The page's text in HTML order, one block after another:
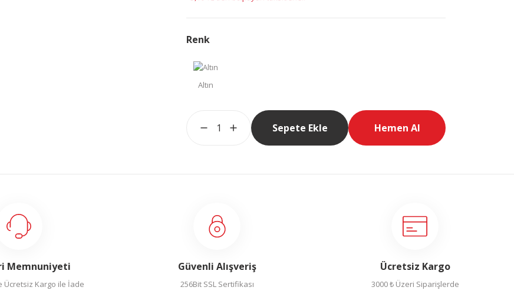
Renk
Sepete Ekle Hemen Al
Memnuniyeti
Ücretsiz Kargo ile İade
Güvenli Alışveriş
256Bit SSL Sertifikası
Ücretsiz Kargo
3000 ₺ Üzeri Siparişlerde